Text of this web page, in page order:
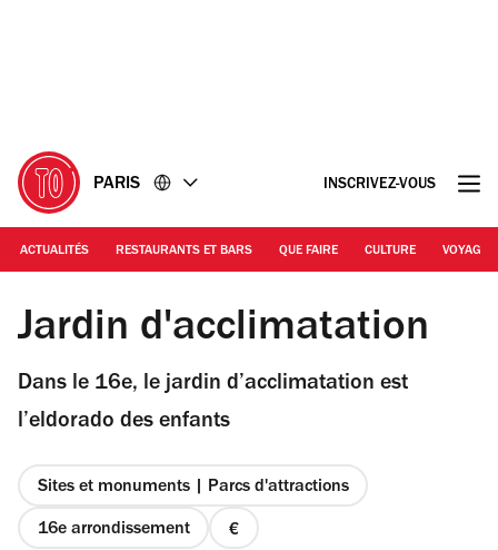
PARIS INSCRIVEZ-VOUS
ACTUALITÉS RESTAURANTS ET BARS QUE FAIRE CULTURE VOYAGE
© Sylvain Bachelot
Jardin d'acclimatation
Dans le 16e, le jardin d’acclimatation est
l’eldorado des enfants
Sites et monuments | Parcs d'attractions
16e arrondissement
prix